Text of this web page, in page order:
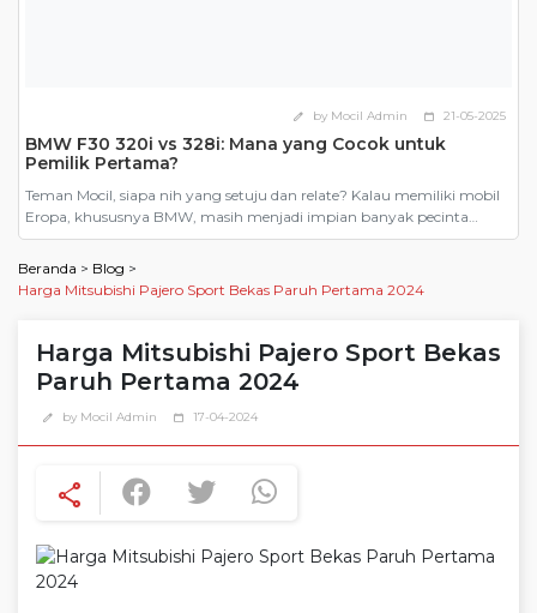
edit by Mocil Admin calendar_today 21-05-2025
BMW F30 320i vs 328i: Mana yang Cocok untuk
Pemilik Pertama?
Teman Mocil, siapa nih yang setuju dan relate? Kalau memiliki mobil
Eropa, khususnya BMW, masih menjadi impian banyak pecinta
otomotif. Dari sekian banyak model, BMW F30, generasi keenam dari
Seri 3 yang diproduksi antara 2012 hingga 2019, menjadi pilihan
paling masuk akal. Terutama karena harganya yang kini kian
bersahabat di pasar mobil bekas. Tapi ketika […]
Beranda > Blog >
Harga Mitsubishi Pajero Sport Bekas Paruh Pertama 2024
Harga Mitsubishi Pajero Sport Bekas
Paruh Pertama 2024
edit by Mocil Admin calendar_today 17-04-2024
share